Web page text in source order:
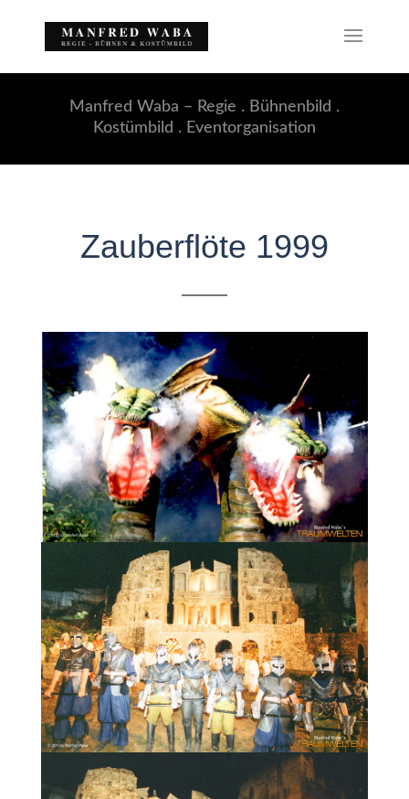
Manfred Waba – Regie . Bühnenbild .
Kostümbild . Eventorganisation
Zauberflöte 1999